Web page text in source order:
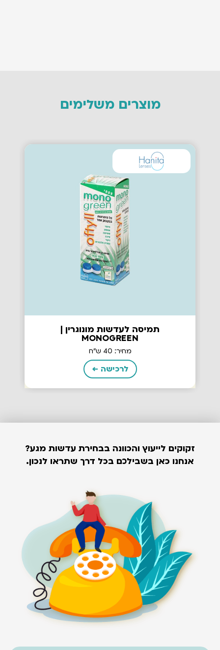
מוצרים משלימים
תמיסה לעדשות מונוגרין |
MONOGREEN
מחיר: 40 ש"ח
לרכישה ←
זקוקים לייעוץ והכוונה בבחירת עדשות מגע?
אנחנו כאן בשבילכם בכל דרך שתראו לנכון.